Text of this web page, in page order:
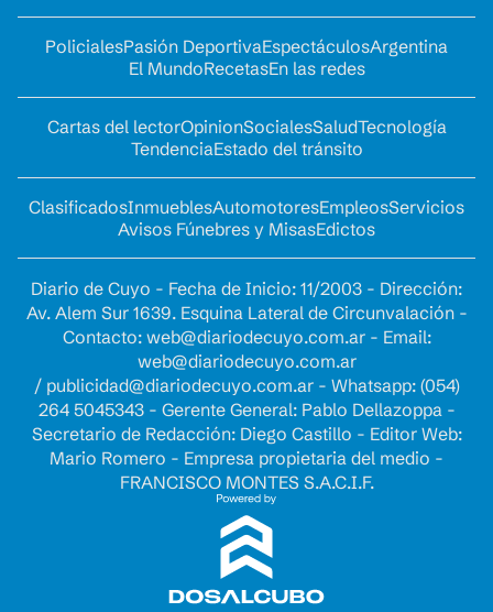
PolicialesPasión DeportivaEspectáculosArgentina
El MundoRecetasEn las redes
Cartas del lectorOpinionSocialesSaludTecnología
TendenciaEstado del tránsito
ClasificadosInmueblesAutomotoresEmpleosServicios
Avisos Fúnebres y MisasEdictos
Diario de Cuyo - Fecha de Inicio: 11/2003 - Dirección:
Av. Alem Sur 1639. Esquina Lateral de Circunvalación -
Contacto: web@diariodecuyo.com.ar- Email:
web@diariodecuyo.com.ar
/ publicidad@diariodecuyo.com.ar- Whatsapp: (054)
264 5045343 - Gerente General: Pablo Dellazoppa -
Secretario de Redacción: Diego Castillo - Editor Web:
Mario Romero - Empresa propietaria del medio -
FRANCISCO MONTES S.A.C.I.F.